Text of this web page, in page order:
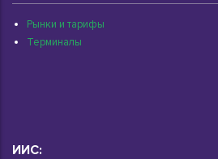
Рынки и тарифы
Терминалы
ИИС: